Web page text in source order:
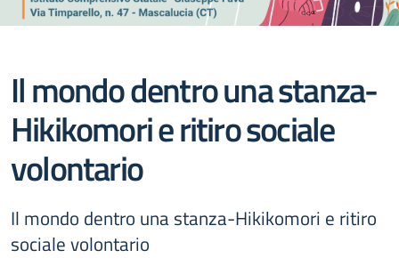
Il mondo dentro una stanza-
Hikikomori e ritiro sociale
volontario
Il mondo dentro una stanza-Hikikomori e ritiro
sociale volontario